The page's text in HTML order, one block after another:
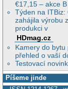
€17,15 – akce B
Týden na ITBiz:
zahájila výrobu
produkci v
HDmag.cz
Kamery do
přehled o vaší
Testovací
Píšeme jinde